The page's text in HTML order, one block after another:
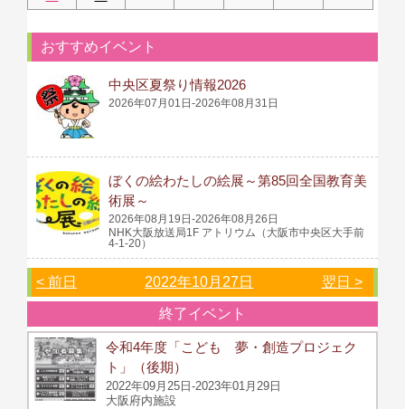
おすすめイベント
中央区夏祭り情報2026
2026年07月01日-2026年08月31日
ぼくの絵わたしの絵展～第85回全国教育美
術展～
2026年08月19日-2026年08月26日
NHK大阪放送局1F アトリウム（大阪市中央区大手前
4-1-20）
< 前日 2022年10月27日 翌日 >
終了イベント
令和4年度「こども 夢・創造プロジェク
ト」（後期）
2022年09月25日-2023年01月29日
大阪府内施設